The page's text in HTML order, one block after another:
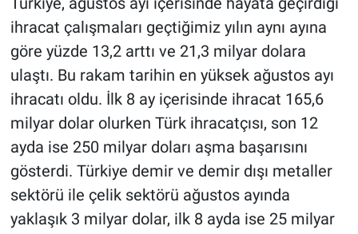
ihracat çalışmaları geçtiğimiz yılın aynı ayına
göre yüzde 13,2 arttı ve 21,3 milyar dolara
ulaştı. Bu rakam tarihin en yüksek ağustos ayı
ihracatı oldu. İlk 8 ay içerisinde ihracat 165,6
milyar dolar olurken Türk ihracatçısı, son 12
ayda ise 250 milyar doları aşma başarısını
gösterdi. Türkiye demir ve demir dışı metaller
sektörü ile çelik sektörü ağustos ayında
yaklaşık 3 milyar dolar, ilk 8 ayda ise 25 milyar